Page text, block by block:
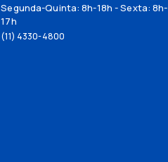
Segunda-Quinta: 8h-18h - Sexta: 8h-
17h
(11) 4330-4800